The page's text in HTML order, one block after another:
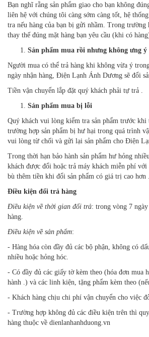
Bạn nghĩ rằng sản phẩm giao cho bạn không
liên hệ với chúng tôi càng sớm càng tốt, hệ
tra nếu hàng của bạn bị gửi nhầm. Trong trường
thay thế đúng mặt hàng bạn yêu cầu (khi có
Sản phẩm mua rồi nhưng không ưng ý
Người mua có thể trả hàng khi không vừa ý
ngày nhận hàng, Điện Lạnh Ánh Dương​ sẽ đổi
Tiền vận chuyển lắp đặt quý khách phải tự trả .
Sản phẩm mua bị lỗi
Quý khách vui lòng kiểm tra sản phẩm trước khi
trường hợp sản phẩm bị hư hại trong quá trình
vui lòng từ chối và gửi lại sản phẩm cho Điện
Trong thời hạn bảo hành sản phẩm hư hỏng
khách được đổi hoặc trả máy khách miễn phí với
bù thêm tiền khi đổi sản phẩm có giá trị cao hơn .
Điều kiện đổi trả hàng
Điều kiện về thời gian đổi trả: trong vòng 7
hàng.
Điều kiện về sản phẩm:
- Hàng hóa còn đầy đủ các bộ phận, không có
nhiều hoặc hỏng hóc.
- Có đầy đủ các giấy tờ kèm theo (hóa đơn mua
hành .) và các linh kiện, tặng phẩm kèm theo
- Khách hàng chịu chi phí vận chuyển cho việc
- Trường hợp không đủ các điều kiện trên thì
hàng thuộc về dienlanhanhduong.vn